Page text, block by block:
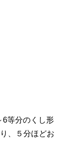
6等分のくし形
、５分ほどお